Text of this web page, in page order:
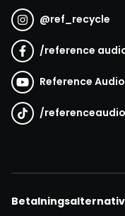
@ref_recycle
/reference
Reference Audio
/referenceaudio
Betalningsalternativ